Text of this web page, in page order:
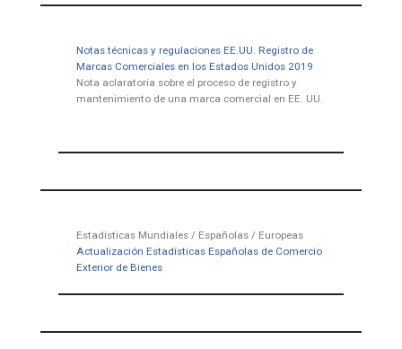
Notas técnicas y regulaciones EE.UU. Registro de
Marcas Comerciales en los Estados Unidos 2019
Nota aclaratoria sobre el proceso de registro y
mantenimiento de una marca comercial en EE. UU.
Estadísticas Mundiales / Españolas / Europeas
Actualización Estadísticas Españolas de Comercio
Exterior de Bienes